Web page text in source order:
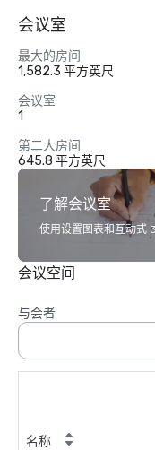
会议室
最大的房间
1,582.3 平方英尺
会议室
1
第二大房间
645.8 平方英尺
了解会议室
使用设置图表和互动式
会议空间
与会者
名称